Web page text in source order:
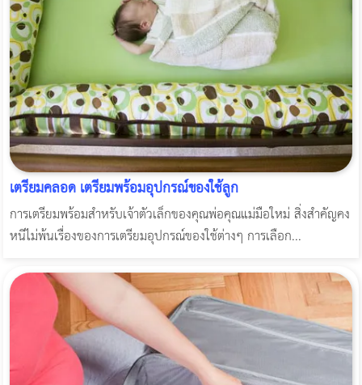
เตรียมคลอด เตรียมพร้อมอุปกรณ์ของใช้ลูก
การเตรียมพร้อมสำหรับเจ้าตัวเล็กของคุณพ่อคุณแม่มือใหม่ สิ่งสำคัญคง
หนีไม่พ้นเรื่องของการเตรียมอุปกรณ์ของใช้ต่างๆ การเลือก...